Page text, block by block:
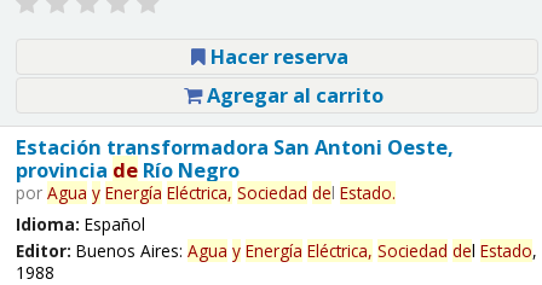
Hacer reserva
Agregar al carrito
Estación transformadora San Antoni Oeste,
provincia deRío Negro
por Agua y Energía Eléctrica, Sociedad del Estado.
Idioma: Español
Editor: Buenos Aires: Agua y Energía Eléctrica, Sociedad del Estado,
1988